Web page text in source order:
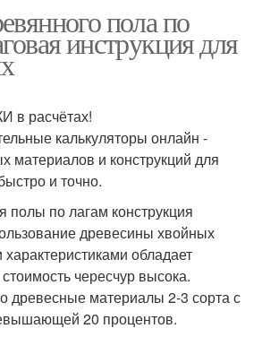
пола по
инструкция для
в расчётах!
калькуляторы онлайн -
материалов и конструкций для
и точно.
полы по лагам конструкция
древесины хвойных
обладает
чересчур высока.
древесные материалы 2-3 сорта с
20 процентов.